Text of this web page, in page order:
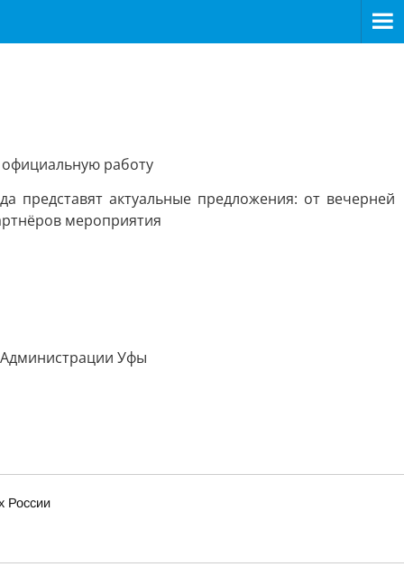
официальную работу
представят актуальные предложения: от вечерней
мероприятия
Уфы
России